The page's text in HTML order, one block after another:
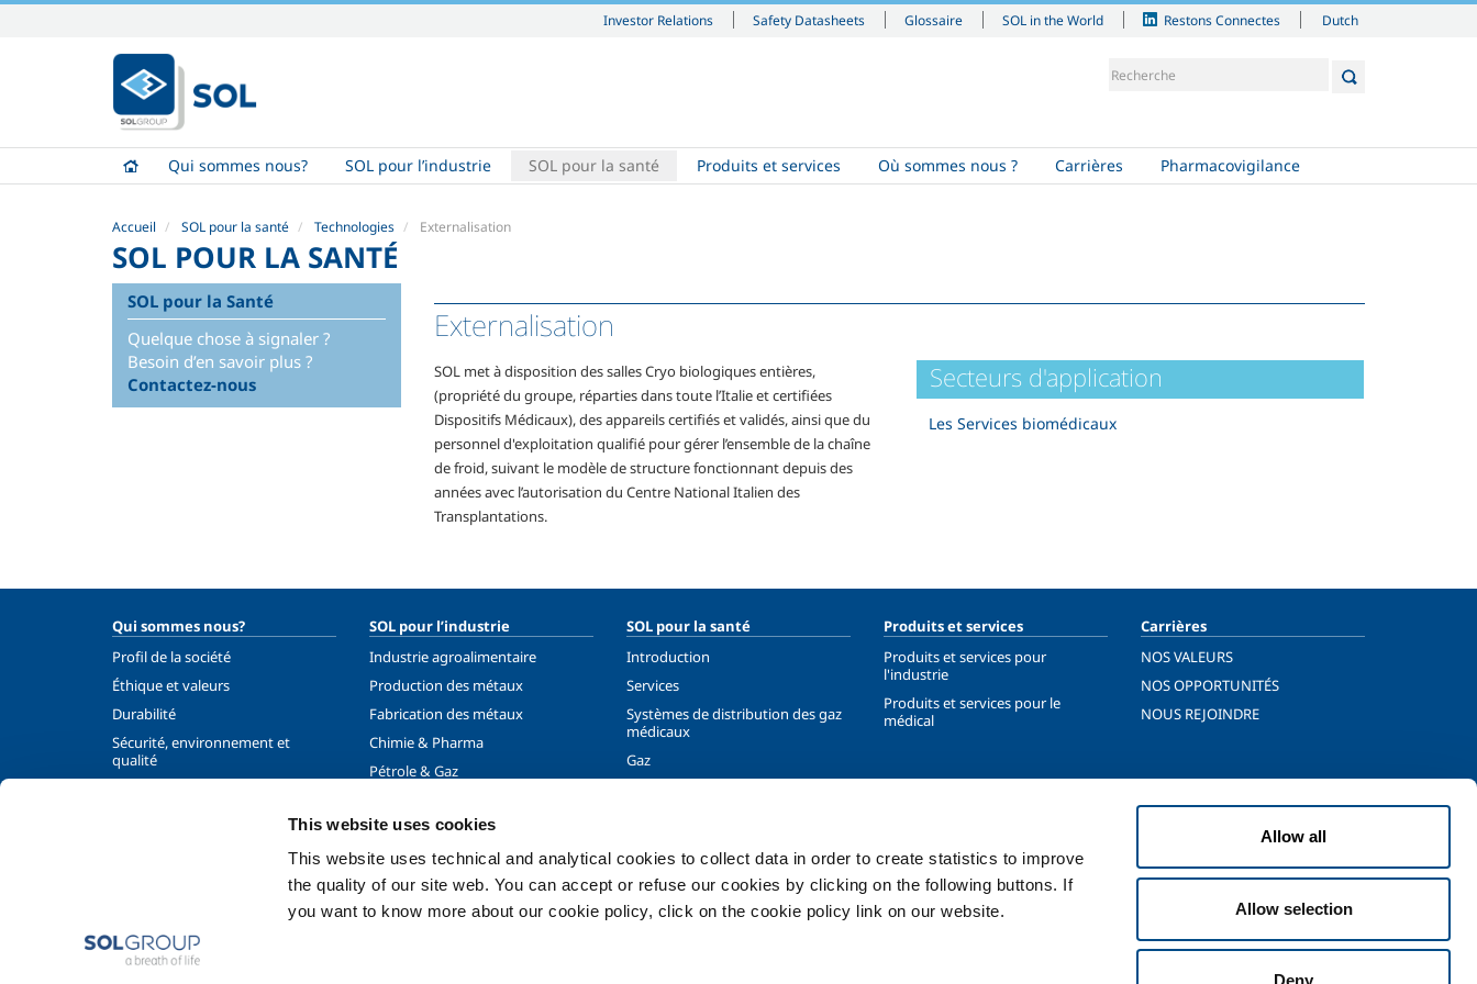
This website uses cookies
This website uses technical and analytical cookies to collect data in order to create statistics to improve
the quality of our site web. You can accept or refuse our cookies by clicking on the following buttons. If
you want to know more about our cookie policy, click on the cookie policy link on our website.
Allow all
Allow selection
Deny
Investor Relations Safety Datasheets Glossaire SOL in the World Restons Connectes
contenu.
|
Aller
Dutch
Qui sommes nous? SOL pour l’industrie SOL pour la santé Produits et services Où sommes nous ? Carrières Pharmacovigilance
Accueil SOL pour la santé Technologies Externalisation
SOL POUR LA SANTÉ
Externalisation
SOL met à disposition des salles Cryo biologiques entières,
(propriété du groupe, réparties dans toute l’Italie et certifiées
Dispositifs Médicaux), des appareils certifiés et validés, ainsi que du
personnel d'exploitation qualifié pour gérer l’ensemble de la chaîne
de froid, suivant le modèle de structure fonctionnant depuis des
années avec l’autorisation du Centre National Italien des
Transplantations.
Secteurs d'application
Les Services biomédicaux
SOL pour la Santé
Quelque chose à signaler ?
Besoin d’en savoir plus ?
Contactez-nous
Qui sommes nous?
Profil de la société
Éthique et valeurs
Durabilité
Sécurité, environnement et
qualité
SOL pour l’industrie
Industrie agroalimentaire
Production des métaux
Fabrication des métaux
Chimie & Pharma
Pétrole & Gaz
Gaz spéciaux
GNL - Gaz Naturel Liquéfié
SOL pour la santé
Introduction
Services
Systèmes de distribution des gaz
médicaux
Gaz
Produits et services
Produits et services pour
l'industrie
Produits et services pour le
médical
Carrières
NOS VALEURS
NOS OPPORTUNITÉS
NOUS REJOINDRE
Vie privée Cookies Conditions générales Mentions légales Cybersecurity report Accessibilité